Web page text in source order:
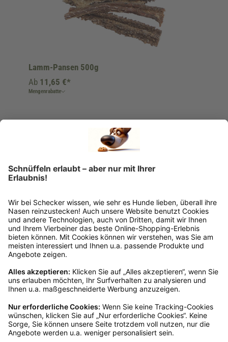
Lamm-Pansen 500g
Ab 11,65 €*
Mengenrabatte
Rückgabeinformationen
Ja, du hast ein 14-tägiges Widerrufsrecht. Die
originalverpackt sein. Bei Verwendung des
Retourelabels übernehmen wir die
Rücksendekosten.